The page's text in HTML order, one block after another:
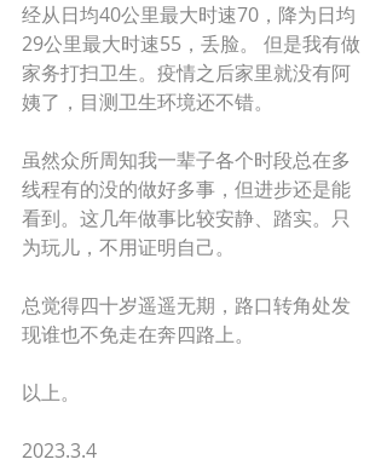
经从日均40公里最大时速70，降为日均
29公里最大时速55，丢脸。 但是我有做
家务打扫卫生。疫情之后家里就没有阿
姨了，目测卫生环境还不错。
虽然众所周知我一辈子各个时段总在多
线程有的没的做好多事，但进步还是能
看到。这几年做事比较安静、踏实。只
为玩儿，不用证明自己。
总觉得四十岁遥遥无期，路口转角处发
现谁也不免走在奔四路上。
以上。
2023.3.4